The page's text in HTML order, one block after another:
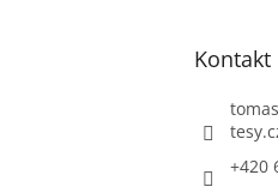
Kontakt
tomas
+420